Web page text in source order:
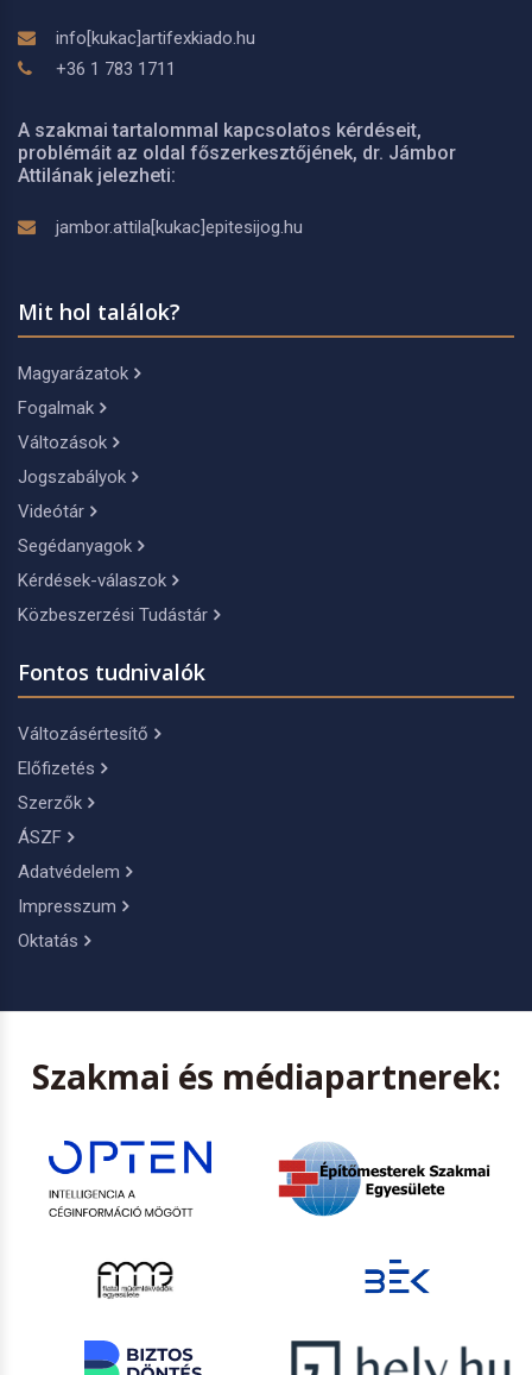
info[kukac]artifexkiado.hu
+36 1 783 1711
A szakmai tartalommal kapcsolatos kérdéseit,
problémáit az oldal főszerkesztőjének, dr. Jámbor
Attilának jelezheti:
jambor.attila[kukac]epitesijog.hu
Mit hol találok?
Magyarázatok
Fogalmak
Változások
Jogszabályok
Videótár
Segédanyagok
Kérdések-válaszok
Közbeszerzési Tudástár
Fontos tudnivalók
Változásértesítő
Előfizetés
Szerzők
ÁSZF
Adatvédelem
Impresszum
Oktatás
Szakmai és médiapartnerek: